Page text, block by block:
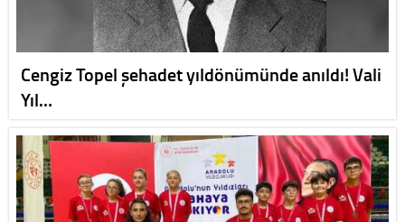
Cengiz Topel şehadet yıldönümünde anıldı! Vali
Yıl…